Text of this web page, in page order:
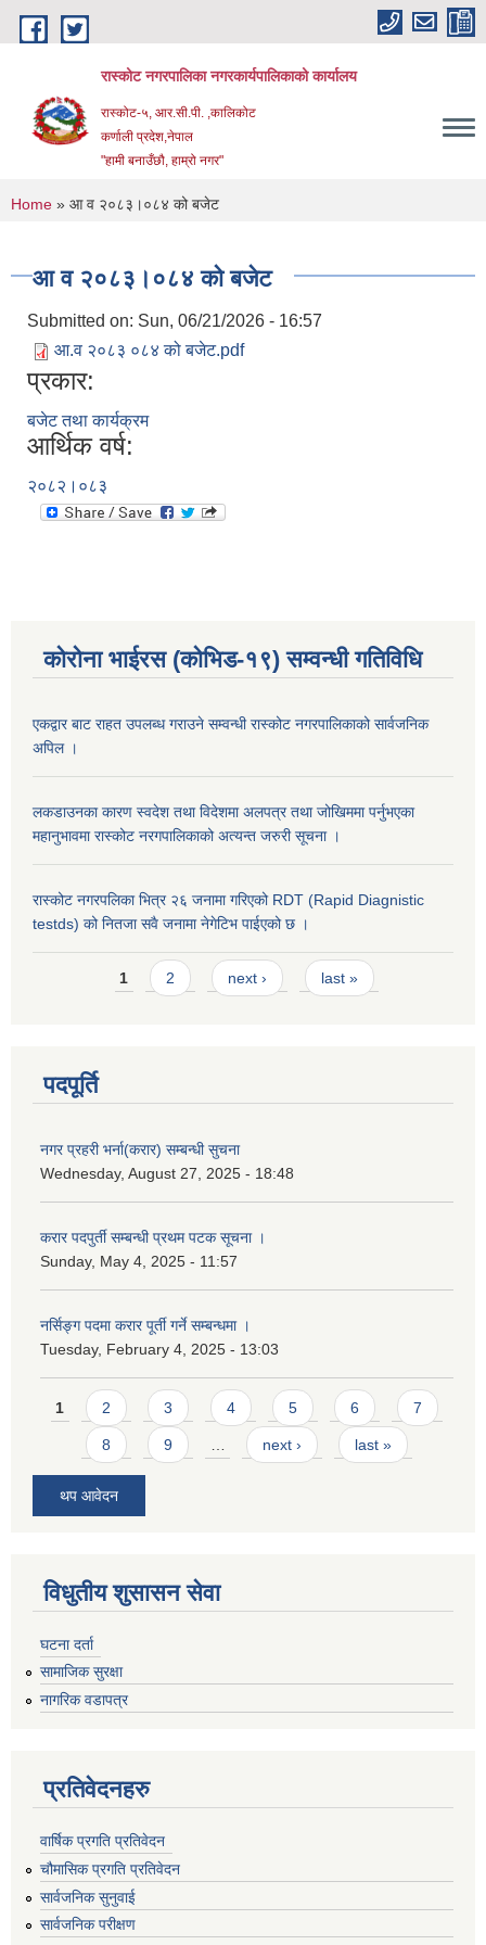
Skip to main content
रास्कोट नगरपालिका नगरकार्यपालिकाको कार्यालय
रास्कोट-५, आर.सी.पी. ,कालिकोट
कर्णाली प्रदेश,नेपाल
"हामी बनाउँछौ, हाम्रो नगर"
You are here
Home » आ व २०८३।०८४ को बजेट
आ व २०८३।०८४ को बजेट
Submitted on: Sun, 06/21/2026 - 16:57
आ.व २०८३ ०८४ को बजेट.pdf
प्रकार:
बजेट तथा कार्यक्रम
आर्थिक वर्ष:
२०८२।०८३
कोरोना भाईरस (कोभिड-१९) सम्वन्धी गतिविधि
एकद्वार बाट राहत उपलब्ध गराउने सम्वन्धी रास्कोट नगरपालिकाको सार्वजनिक
अपिल ।
लकडाउनका कारण स्वदेश तथा विदेशमा अलपत्र तथा जोखिममा पर्नुभएका
महानुभावमा रास्कोट नरगपालिकाको अत्यन्त जरुरी सूचना ।
रास्कोट नगरपलिका भित्र २६ जनामा गरिएको RDT (Rapid Diagnistic
testds) को नितजा सवै जनामा नेगेटिभ पाईएको छ ।
Pages1 2 next › last »
पदपूर्ति
नगर प्रहरी भर्ना(करार) सम्बन्धी सुचना
Wednesday, August 27, 2025 - 18:48
करार पदपुर्ती सम्बन्धी प्रथम पटक सूचना ।
Sunday, May 4, 2025 - 11:57
नर्सिङ्ग पदमा करार पूर्ती गर्ने सम्बन्धमा ।
Tuesday, February 4, 2025 - 13:03
Pages
1 2 3 4 5 6 7
8 9 … next › last »
थप आवेदन
विधुतीय शुसासन सेवा
घटना दर्ता
सामाजिक सुरक्षा
नागरिक वडापत्र
प्रतिवेदनहरु
वार्षिक प्रगति प्रतिवेदन
चौमासिक प्रगति प्रतिवेदन
सार्वजनिक सुनुवाई
सार्वजनिक परीक्षण